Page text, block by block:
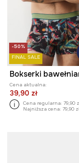
-50%
FINAL SALE
Cena aktualna:
39,90 zł
Cena regularna: 79,90
Najniższa cena: 79,90